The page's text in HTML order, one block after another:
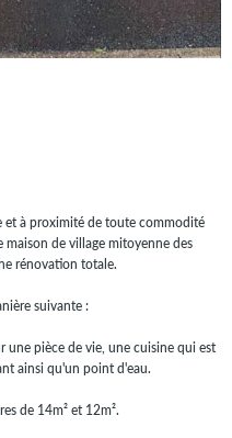
et à proximité de toute commodité
maison de village mitoyenne des
rénovation totale.
suivante :
une pièce de vie, une cuisine qui est
ainsi qu'un point d'eau.
de 14m² et 12m².